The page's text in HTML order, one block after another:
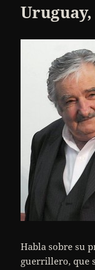
Habla sobre su
guerrillero, que